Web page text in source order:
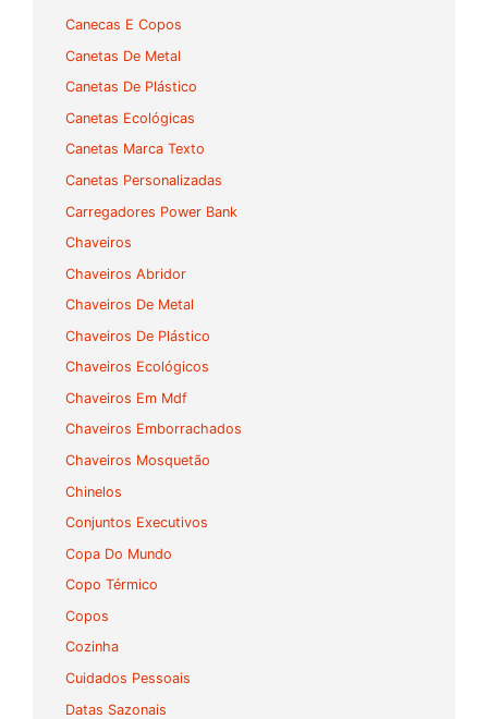
Canecas E Copos
Canetas De Metal
Canetas De Plástico
Canetas Ecológicas
Canetas Marca Texto
Canetas Personalizadas
Carregadores Power Bank
Chaveiros
Chaveiros Abridor
Chaveiros De Metal
Chaveiros De Plástico
Chaveiros Ecológicos
Chaveiros Em Mdf
Chaveiros Emborrachados
Chaveiros Mosquetão
Chinelos
Conjuntos Executivos
Copa Do Mundo
Copo Térmico
Copos
Cozinha
Cuidados Pessoais
Datas Sazonais